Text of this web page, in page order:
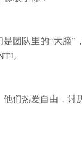
团队里的“大脑”
。
们热爱自由，